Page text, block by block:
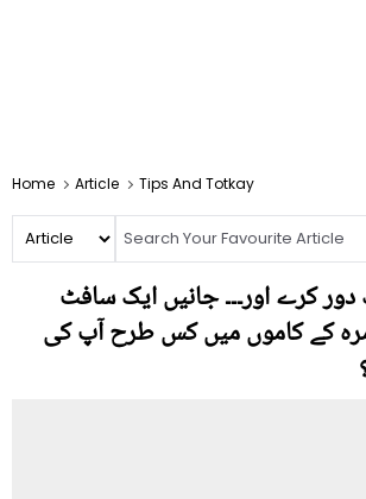
Home Article Tips And Totkay
کرے اور۔۔۔ جانیں ایک سافٹ
کے کاموں میں کس طرح آپ کی